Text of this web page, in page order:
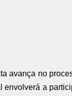
avança no
envolverá a